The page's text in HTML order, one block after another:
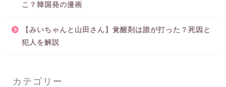
こ？韓国発の漫画
【みいちゃんと山田さん】覚醒剤は誰が打った？死因と
犯人を解説
カテゴリー